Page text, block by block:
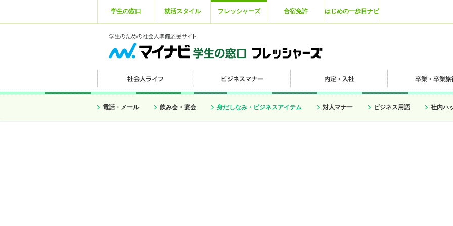
学生の窓口 就活スタイル フレッシャーズ 合宿免許 はじめの一歩目ナビ
電話・メール 飲み会・宴会 身だしなみ・ビジネスアイテム 対人マナー ビジネス用語 社内ハ